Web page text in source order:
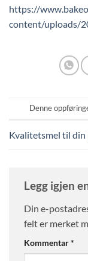
https://
content/uploads/
Denne
Kvalitetsmel til din
Legg igjen
Din e-
felt er merket
Kommentar*